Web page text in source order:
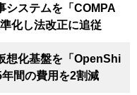
システムを「COMPA
化し法改正に追従
想化基盤を「OpenShi
間の費用を2割減